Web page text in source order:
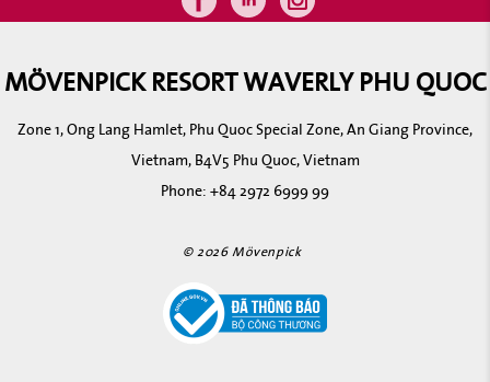
MÖVENPICK RESORT WAVERLY PHU QUOC
Zone 1, Ong Lang Hamlet, Phu Quoc Special Zone, An Giang Province,
Vietnam, B4V5 Phu Quoc, Vietnam
Phone:+84 2972 6999 99
© 2026 Mövenpick